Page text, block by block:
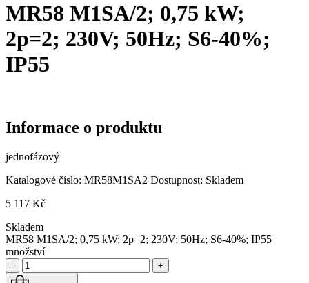
MR58 M1SA/2; 0,75 kW;
2p=2; 230V; 50Hz; S6-40%;
IP55
Informace o produktu
jednofázový
Katalogové číslo: MR58M1SA2 Dostupnost: Skladem
5 117 Kč
Skladem
MR58 M1SA/2; 0,75 kW; 2p=2; 230V; 50Hz; S6-40%; IP55
množství
- +